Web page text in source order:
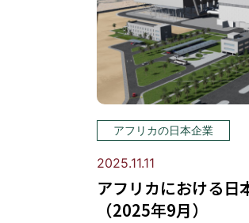
アフリカの日本企業
2025.11.11
アフリカにおける日
（2025年9月）